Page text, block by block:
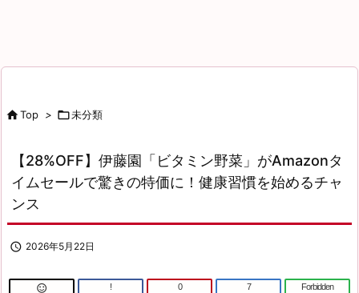
Top > 未分類
【28%OFF】伊藤園「ビタミン野菜」がAmazonタ
イムセールで驚きの特価に！健康習慣を始めるチャ
ンス
 2026年5月22日
 ! 0 7 Forbidden